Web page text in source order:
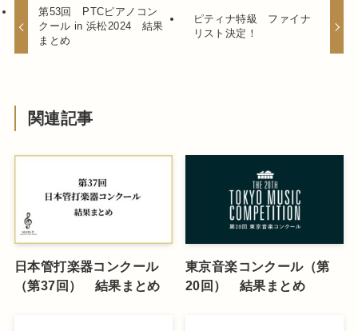
第53回 PTCピアノコン
クール in 浜松2024 結果
まとめ
ピティナ特級 ファイナ
リスト決定！
関連記事
日本管打楽器コンクール
（第37回） 結果まとめ
東京音楽コンクール（第
20回） 結果まとめ